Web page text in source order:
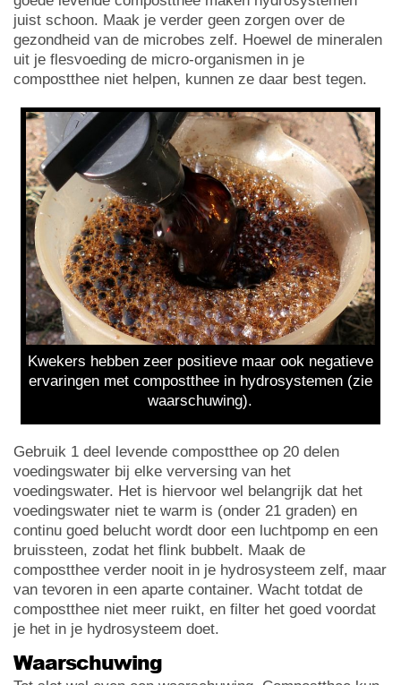
juist schoon. Maak je verder geen zorgen over de
gezondheid van de microbes zelf. Hoewel de mineralen
uit je flesvoeding de micro-organismen in je
compostthee niet helpen, kunnen ze daar best tegen.
Kwekers hebben zeer positieve maar ook negatieve
ervaringen met compostthee in hydrosystemen (zie
waarschuwing).
Gebruik 1 deel levende compostthee op 20 delen
voedingswater bij elke verversing van het
voedingswater. Het is hiervoor wel belangrijk dat het
voedingswater niet te warm is (onder 21 graden) en
continu goed belucht wordt door een luchtpomp en een
bruissteen, zodat het flink bubbelt. Maak de
compostthee verder nooit in je hydrosysteem zelf, maar
van tevoren in een aparte container. Wacht totdat de
compostthee niet meer ruikt, en filter het goed voordat
je het in je hydrosysteem doet.
Waarschuwing